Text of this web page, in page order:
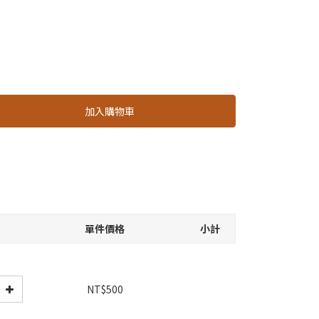
加入購物車
單件價格 小計
NT$500